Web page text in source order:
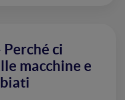
ci
macchine e